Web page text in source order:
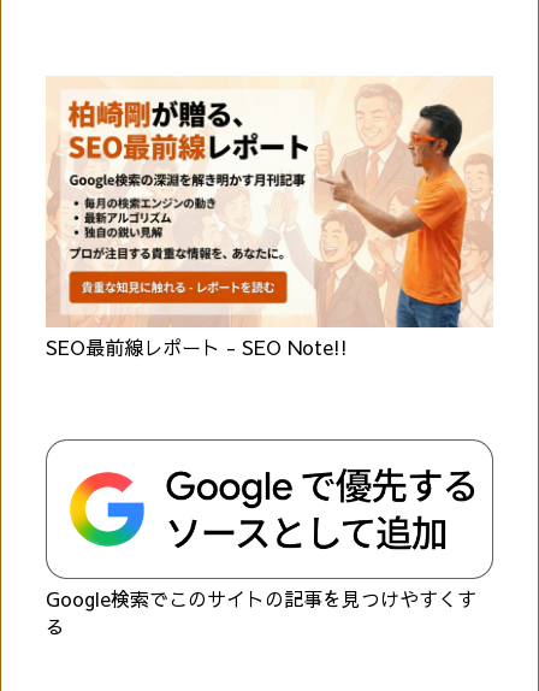
SEO最前線レポート - SEO Note!!
Google検索でこのサイトの記事を見つけやすくす
る